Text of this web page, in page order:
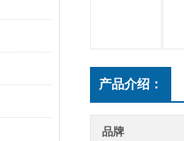
产品介绍：
品牌